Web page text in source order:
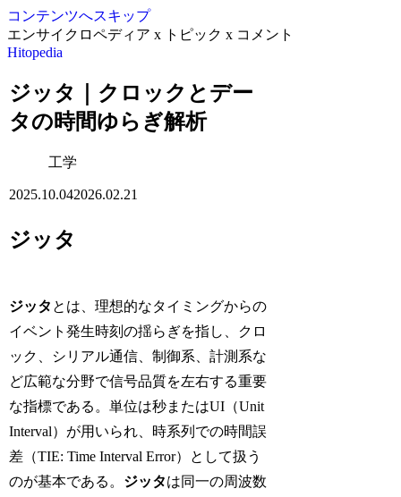
コンテンツへスキップ
エンサイクロペディア x トピック x コメント
Hitopedia
ジッタ｜クロックとデー
タの時間ゆらぎ解析
工学
2025.10.042026.02.21
ジッタ
ジッタ とは、理想的なタイミングからの
イベント発生時刻の揺らぎを指し、クロ
ック、シリアル通信、制御系、計測系な
ど広範な分野で信号品質を左右する重要
な指標である。単位は秒またはUI（Unit
Interval）が用いられ、時系列での時間誤
差（TIE: Time Interval Error）として扱う
のが基本である。 ジッタは同一の周波数